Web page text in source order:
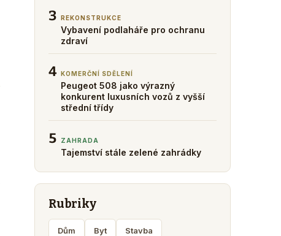
3 REKONSTRUKCE
Vybavení podlaháře pro ochranu
zdraví
4 KOMERČNÍ SDĚLENÍ
Peugeot 508 jako výrazný
konkurent luxusních vozů z vyšší
střední třídy
5 ZAHRADA
Tajemství stále zelené zahrádky
Rubriky
Dům Byt Stavba